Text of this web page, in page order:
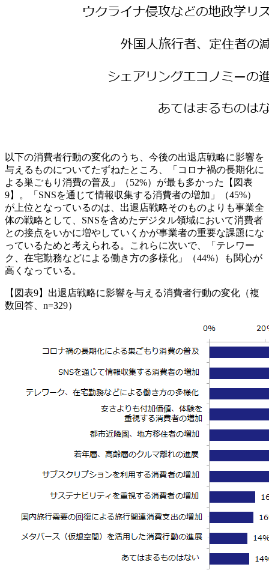
以下の消費者行動の変化のうち、今後の出退店戦略に影響を
与えるものについてたずねたところ、「コロナ禍の長期化に
よる巣ごもり消費の普及」（52%）が最も多かった【図表
9】。「SNSを通じて情報収集する消費者の増加」（45%）
が上位となっているのは、出退店戦略そのものよりも事業全
体の戦略として、SNSを含めたデジタル領域において消費者
との接点をいかに増やしていくかが事業者の重要な課題にな
っているためと考えられる。これらに次いで、「テレワー
ク、在宅勤務などによる働き方の多様化」（44%）も関心が
高くなっている。
【図表9】出退店戦略に影響を与える消費者行動の変化（複
数回答、n=329）